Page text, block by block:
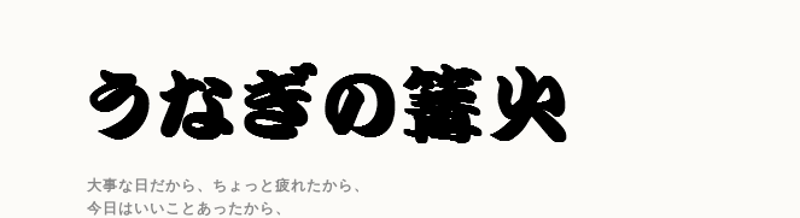
大事な日だから、ちょっと疲れたから、
今日はいいことあったから、